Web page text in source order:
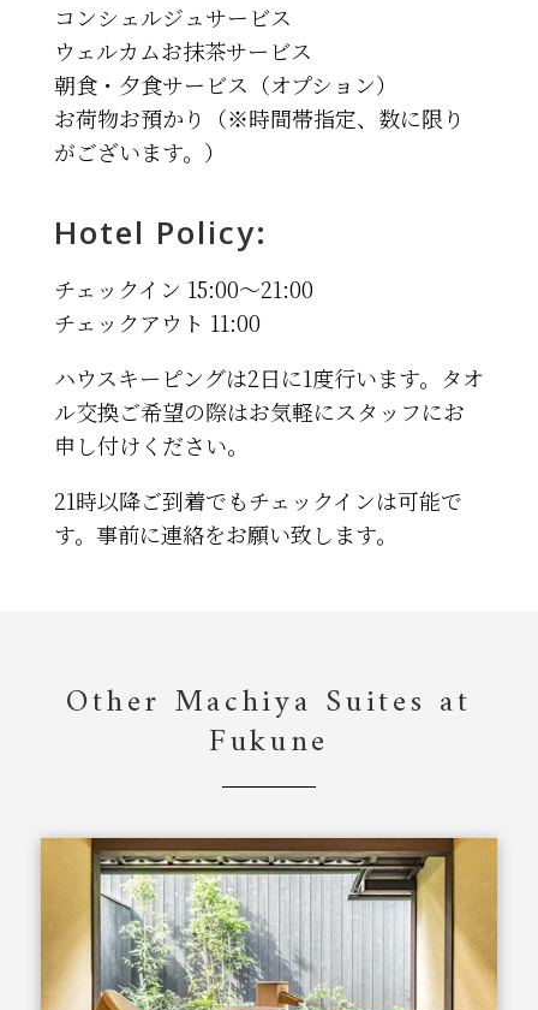
コンシェルジュサービス
ウェルカムお抹茶サービス
朝食・夕食サービス（オプション）
お荷物お預かり（※時間帯指定、数に限り
がございます。）
Hotel Policy:
チェックイン 15:00～21:00
チェックアウト 11:00
ハウスキーピングは2日に1度行います。タオ
ル交換ご希望の際はお気軽にスタッフにお
申し付けください。
21時以降ご到着でもチェックインは可能で
す。事前に連絡をお願い致します。
Other Machiya Suites at
Fukune